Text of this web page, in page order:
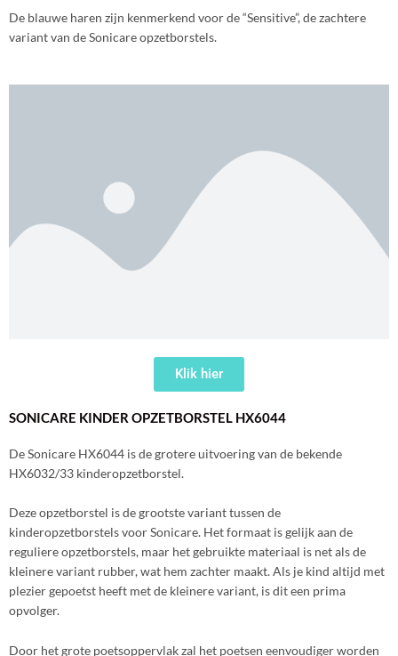
De blauwe haren zijn kenmerkend voor de “Sensitive”, de zachtere
variant van de Sonicare opzetborstels.
Klik hier
SONICARE KINDER OPZETBORSTEL HX6044
De Sonicare HX6044 is de grotere uitvoering van de bekende
HX6032/33 kinderopzetborstel.
Deze opzetborstel is de grootste variant tussen de
kinderopzetborstels voor Sonicare. Het formaat is gelijk aan de
reguliere opzetborstels, maar het gebruikte materiaal is net als de
kleinere variant rubber, wat hem zachter maakt. Als je kind altijd met
plezier gepoetst heeft met de kleinere variant, is dit een prima
opvolger.
Door het grote poetsoppervlak zal het poetsen eenvoudiger worden